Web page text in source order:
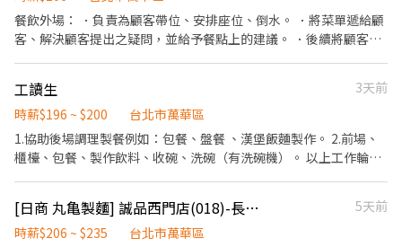
早餐店經驗，學習進度快調薪快速！ 我們想要找長期穩定的工讀生
或兼職，工作認真、負責、抗壓高，適合喜歡快節奏環境的您，期
餐飲外場： ．負責為顧客帶位、安排座位、倒水。 ．將菜單遞給顧
客、解決顧客提出之疑問，並給予餐點上的建議。 ．後續將顧客點
負責結帳、收銀等工作。 餐飲內場： ．擔任廚師的助手，處理烹飪
前與烹飪中之準備工作與其他餐廳相關事務。 ．負責洗、剝、削、
切各種食材。 ．負責清理工作環境、設備和餐具。 ．準備不同餐點
所需要的食材。 ．協助測量食材的容量與重量。 ．負責擺盤、打包
工讀生
3天前
時薪$196 ~ $200
台北市萬華區
1.協助後場調理製餐例如：包餐、盤餐 、漢堡飯麵製作。 2.前場、
櫃檯、包餐、製作飲料、收碗、洗碗（有洗碗機）。 以上工作輪調
[日商 丸亀製麵] 誠品西門店(018)-長期兼職夥伴/廚助/工讀生/彈性排班
5天前
時薪$206 ~ $235
台北市萬華區